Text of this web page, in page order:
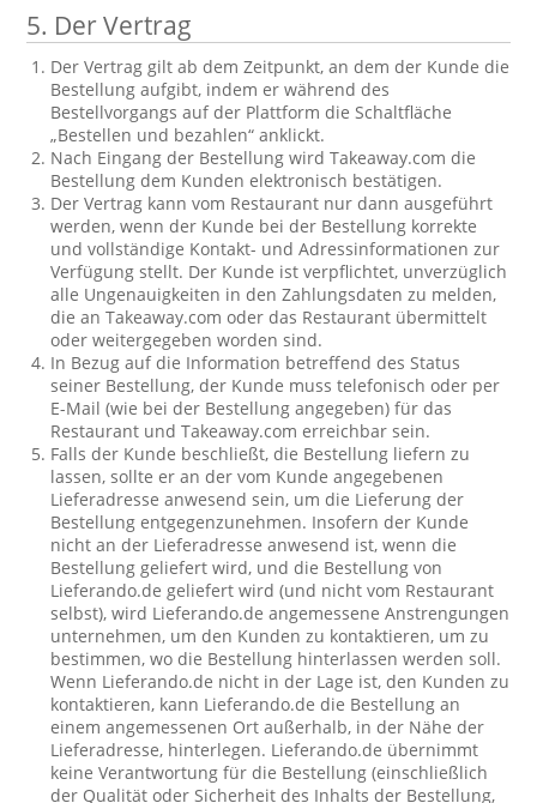
5. Der Vertrag
Der Vertrag gilt ab dem Zeitpunkt, an dem der Kunde die
Bestellung aufgibt, indem er während des
Bestellvorgangs auf der Plattform die Schaltfläche
„Bestellen und bezahlen“ anklickt.
Nach Eingang der Bestellung wird Takeaway.com die
Bestellung dem Kunden elektronisch bestätigen.
Der Vertrag kann vom Restaurant nur dann ausgeführt
werden, wenn der Kunde bei der Bestellung korrekte
und vollständige Kontakt- und Adressinformationen zur
Verfügung stellt. Der Kunde ist verpflichtet, unverzüglich
alle Ungenauigkeiten in den Zahlungsdaten zu melden,
die an Takeaway.com oder das Restaurant übermittelt
oder weitergegeben worden sind.
In Bezug auf die Information betreffend des Status
seiner Bestellung, der Kunde muss telefonisch oder per
E-Mail (wie bei der Bestellung angegeben) für das
Restaurant und Takeaway.com erreichbar sein.
Falls der Kunde beschließt, die Bestellung liefern zu
lassen, sollte er an der vom Kunde angegebenen
Lieferadresse anwesend sein, um die Lieferung der
Bestellung entgegenzunehmen. Insofern der Kunde
nicht an der Lieferadresse anwesend ist, wenn die
Bestellung geliefert wird, und die Bestellung von
Lieferando.de geliefert wird (und nicht vom Restaurant
selbst), wird Lieferando.de angemessene Anstrengungen
unternehmen, um den Kunden zu kontaktieren, um zu
bestimmen, wo die Bestellung hinterlassen werden soll.
Wenn Lieferando.de nicht in der Lage ist, den Kunden zu
kontaktieren, kann Lieferando.de die Bestellung an
einem angemessenen Ort außerhalb, in der Nähe der
Lieferadresse, hinterlegen. Lieferando.de übernimmt
keine Verantwortung für die Bestellung (einschließlich
der Qualität oder Sicherheit des Inhalts der Bestellung,